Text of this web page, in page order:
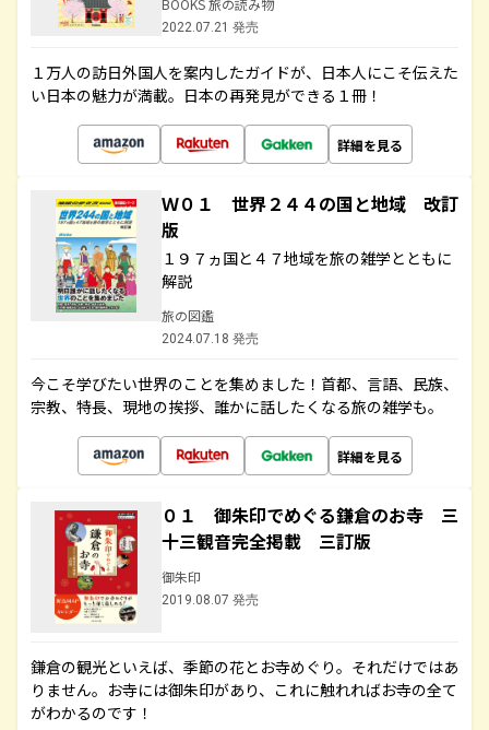
BOOKS 旅の読み物
2022.07.21 発売
１万人の訪日外国人を案内したガイドが、日本人にこそ伝えた
い日本の魅力が満載。日本の再発見ができる１冊！
詳細を見る
Ｗ０１ 世界２４４の国と地域 改訂
版
１９７ヵ国と４７地域を旅の雑学とともに
解説
旅の図鑑
2024.07.18 発売
今こそ学びたい世界のことを集めました！首都、言語、民族、
宗教、特長、現地の挨拶、誰かに話したくなる旅の雑学も。
詳細を見る
０１ 御朱印でめぐる鎌倉のお寺 三
十三観音完全掲載 三訂版
御朱印
2019.08.07 発売
鎌倉の観光といえば、季節の花とお寺めぐり。それだけではあ
りません。お寺には御朱印があり、これに触れればお寺の全て
がわかるのです！